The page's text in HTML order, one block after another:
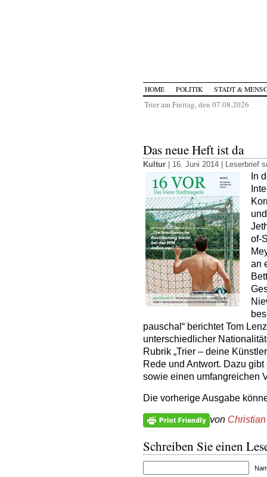
HOME POLITIK STADT &
Trier am Freitag, den 07.08.2026
Das neue Heft ist da
Kultur | 16. Juni 2014 | Leserbrief
In
of-
an
pauschal“ berichtet Tom
unterschiedlicher
Rubrik „Trier – deine
Rede und Antwort. Dazu
sowie einen umfangreichen
Die vorherige Ausgabe
von
Schreiben Sie einen